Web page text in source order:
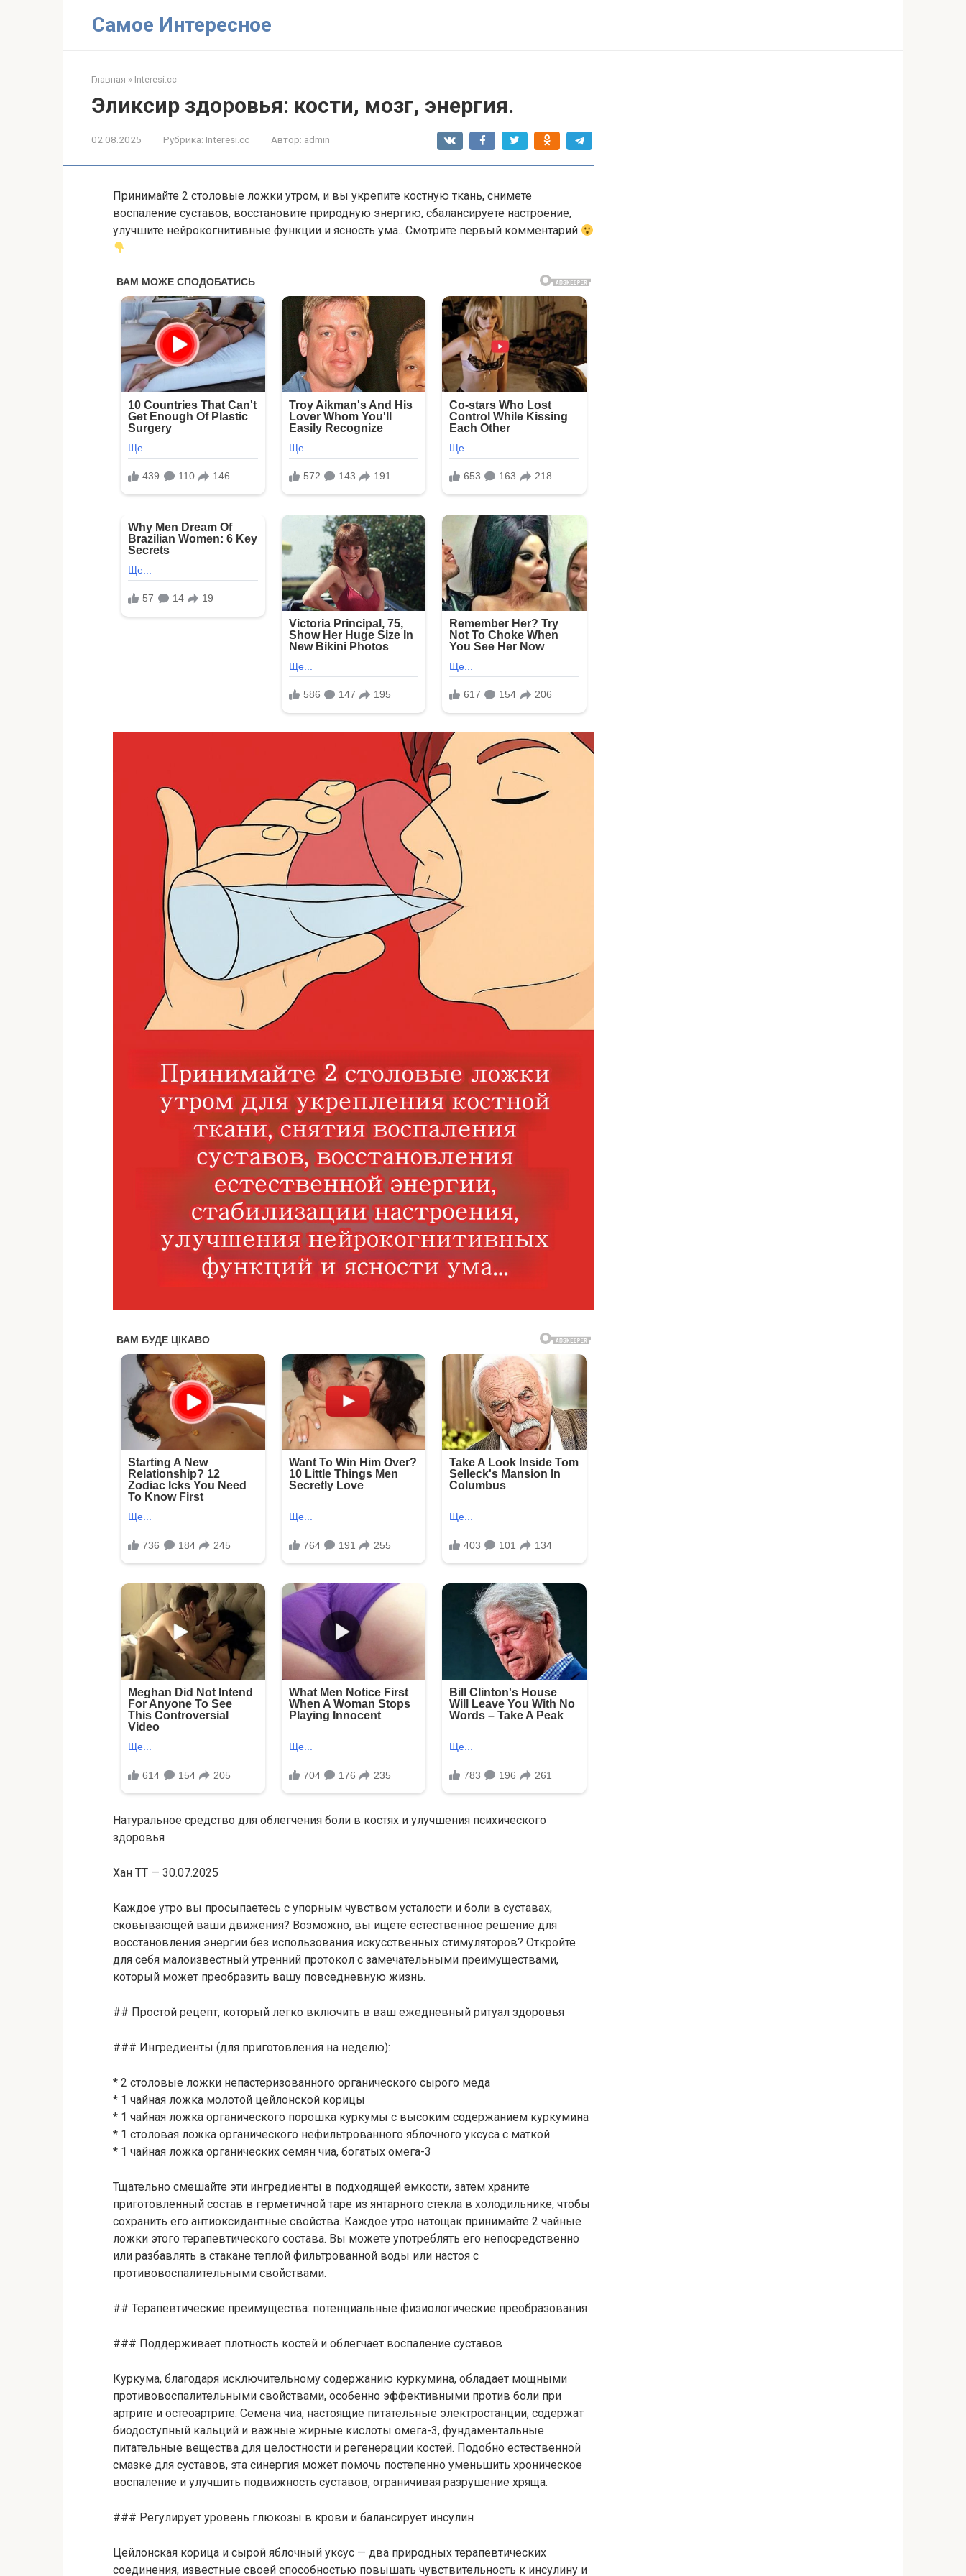
Самое Интересное
Главная » Interesi.cc
Эликсир здоровья: кости, мозг, энергия.
02.08.2025 Рубрика: Interesi.cc Автор: admin
Принимайте 2 столовые ложки утром, и вы укрепите костную ткань, снимете
воспаление суставов, восстановите природную энергию, сбалансируете настроение,
улучшите нейрокогнитивные функции и ясность ума.. Смотрите первый комментарий
Натуральное средство для облегчения боли в костях и улучшения психического
здоровья
Хан ТТ — 30.07.2025
Каждое утро вы просыпаетесь с упорным чувством усталости и боли в суставах,
сковывающей ваши движения? Возможно, вы ищете естественное решение для
восстановления энергии без использования искусственных стимуляторов? Откройте
для себя малоизвестный утренний протокол с замечательными преимуществами,
который может преобразить вашу повседневную жизнь.
## Простой рецепт, который легко включить в ваш ежедневный ритуал здоровья
### Ингредиенты (для приготовления на неделю):
* 2 столовые ложки непастеризованного органического сырого меда
* 1 чайная ложка молотой цейлонской корицы
* 1 чайная ложка органического порошка куркумы с высоким содержанием куркумина
* 1 столовая ложка органического нефильтрованного яблочного уксуса с маткой
* 1 чайная ложка органических семян чиа, богатых омега-3
Тщательно смешайте эти ингредиенты в подходящей емкости, затем храните
приготовленный состав в герметичной таре из янтарного стекла в холодильнике, чтобы
сохранить его антиоксидантные свойства. Каждое утро натощак принимайте 2 чайные
ложки этого терапевтического состава. Вы можете употреблять его непосредственно
или разбавлять в стакане теплой фильтрованной воды или настоя с
противовоспалительными свойствами.
## Терапевтические преимущества: потенциальные физиологические преобразования
### Поддерживает плотность костей и облегчает воспаление суставов
Куркума, благодаря исключительному содержанию куркумина, обладает мощными
противовоспалительными свойствами, особенно эффективными против боли при
артрите и остеоартрите. Семена чиа, настоящие питательные электростанции, содержат
биодоступный кальций и важные жирные кислоты омега-3, фундаментальные
питательные вещества для целостности и регенерации костей. Подобно естественной
смазке для суставов, эта синергия может помочь постепенно уменьшить хроническое
воспаление и улучшить подвижность суставов, ограничивая разрушение хряща.
### Регулирует уровень глюкозы в крови и балансирует инсулин
Цейлонская корица и сырой яблочный уксус — два природных терапевтических
соединения, известные своей способностью повышать чувствительность к инсулину и